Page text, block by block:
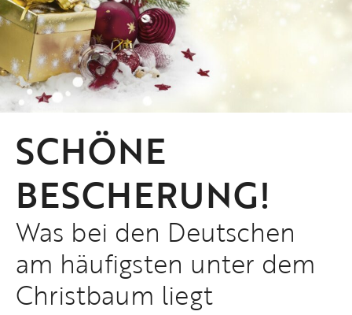
SCHÖNE
BESCHERUNG!
Was bei den Deutschen
am häufigsten unter dem
Christbaum liegt